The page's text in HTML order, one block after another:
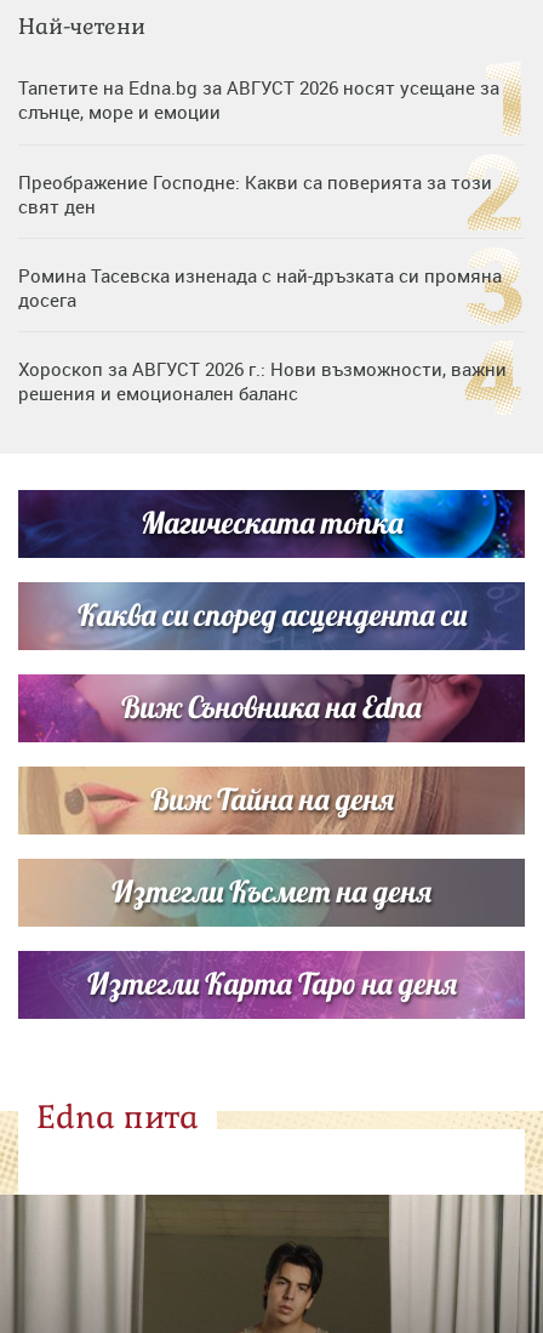
Най-четени
Тапетите на Edna.bg за АВГУСТ 2026 носят усещане за
слънце, море и емоции
Преображение Господне: Какви са поверията за този
свят ден
Ромина Тасевска изненада с най-дръзката си промяна
досега
Хороскоп за АВГУСТ 2026 г.: Нови възможности, важни
решения и емоционален баланс
си деца на семейна морска приказка
Звездна ваканция в Майорка: Дженифър Анистън,
Кортни Кокс и Джим Къртис заедно на яхта
Магическата топка
Каква си според асцендента си
Виж Съновника на Edna
Виж Тайна на деня
Изтегли Късмет на деня
Изтегли Карта Таро на деня
Edna пита